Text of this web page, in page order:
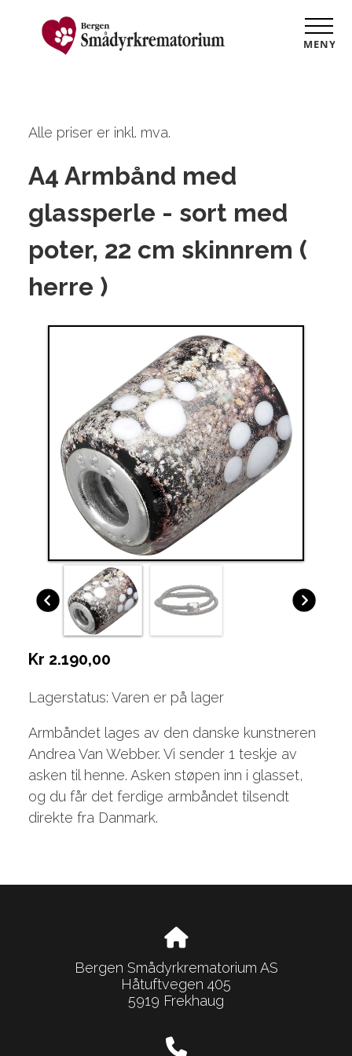
MENY
Alle priser er inkl. mva.
A4 Armbånd med
glassperle - sort med
poter, 22 cm skinnrem (
herre )
Kr 2.190,00
Lagerstatus: Varen er på lager
Armbåndet lages av den danske kunstneren
Andrea Van Webber. Vi sender 1 teskje av
asken til henne. Asken støpen inn i glasset,
og du får det ferdige armbåndet tilsendt
direkte fra Danmark.
Bergen Smådyrkrematorium AS
Håtuftvegen 405
5919 Frekhaug